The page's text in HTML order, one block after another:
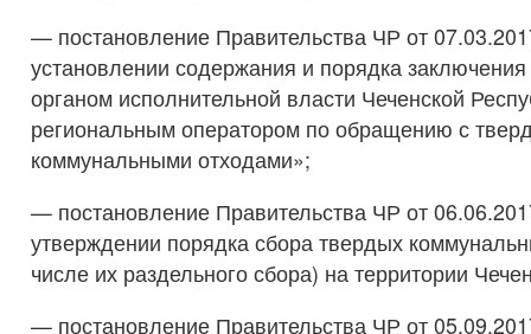
— постановление Правительства ЧР от
установлении содержания и порядка
органом исполнительной власти Чеченской
региональным оператором по обращению с
коммунальными отходами»;
— постановление Правительства ЧР от
утверждении порядка сбора твердых
числе их раздельного сбора) на территории
— постановление Правительства ЧР от